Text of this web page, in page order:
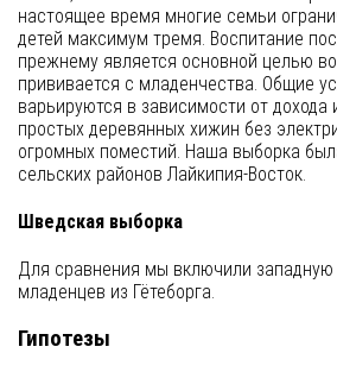
настоящее время многие семьи
детей максимум тремя. Воспитание
прежнему является основной целью
прививается с младенчества. Общие
варьируются в зависимости от дохода
простых деревянных хижин без
огромных поместий. Наша выборка
сельских районов Лайкипия-Восток.
Шведская выборка
Для сравнения мы включили
младенцев из Гётеборга.
Гипотезы